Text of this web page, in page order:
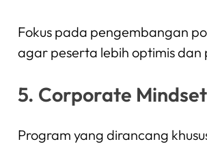
Fokus pada pengembangan
agar peserta lebih optimis dan
5. Corporate
Program yang dirancang